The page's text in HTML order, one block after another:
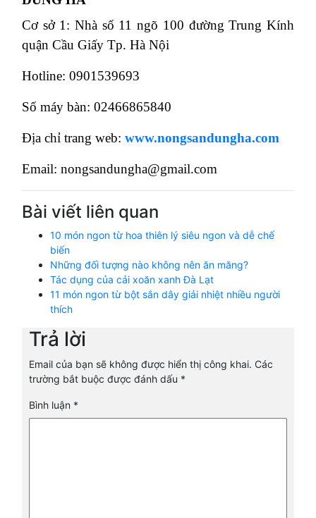
Cơ sở 1: Nhà số 11 ngõ 100 đường Trung Kính
quận Cầu Giấy Tp. Hà Nội
Hotline: 0901539693
Số máy bàn: 02466865840
Địa chỉ trang web: www.nongsandungha.com
Email: nongsandungha@gmail.com
Bài viết liên quan
10 món ngon từ hoa thiên lý siêu ngon và dễ chế
biến
Những đối tượng nào không nên ăn măng?
Tác dụng của cải xoăn xanh Đà Lạt
11 món ngon từ bột sắn dây giải nhiệt nhiều người
thích
Trả lời
Email của bạn sẽ không được hiển thị công khai. Các
trường bắt buộc được đánh dấu *
Bình luận *